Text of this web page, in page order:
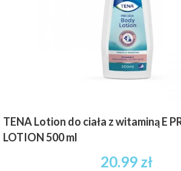
TENA Lotion do ciała z witaminą E
LOTION 500 ml
20.99 zł